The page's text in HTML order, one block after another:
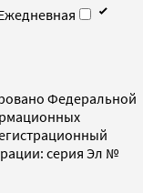
Федеральной
серия Эл №